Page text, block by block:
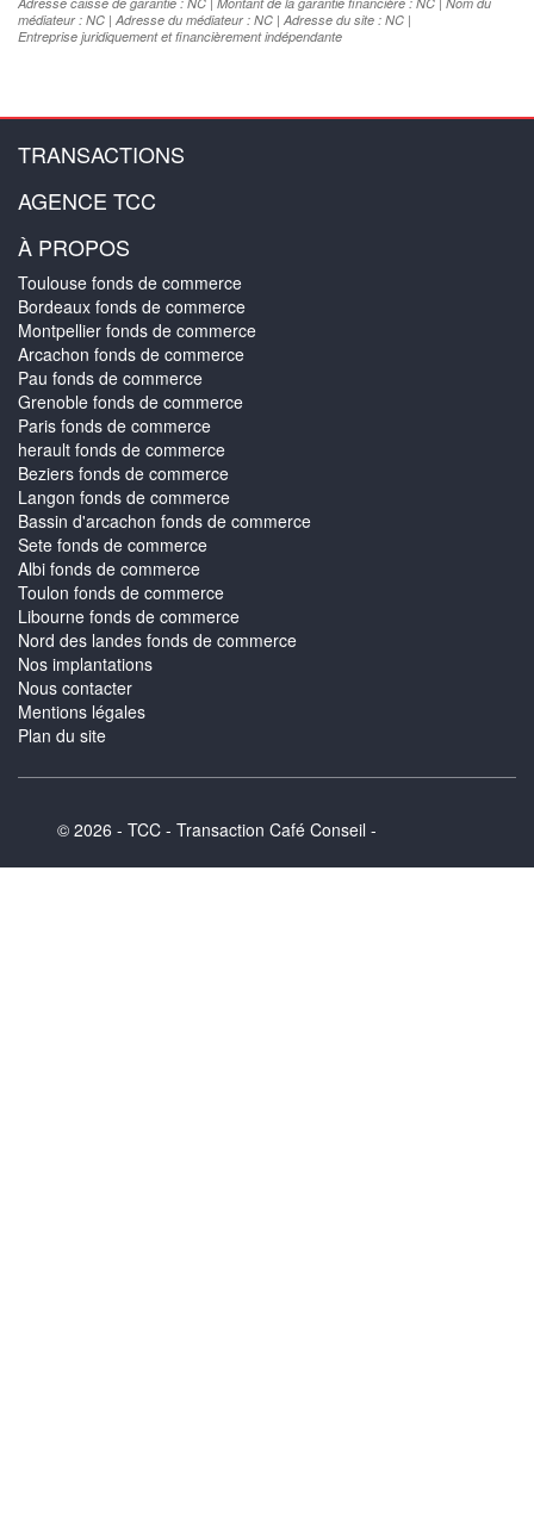
médiateur : NC | Adresse du médiateur : NC | Adresse du site : NC |
Entreprise juridiquement et financièrement indépendante
TRANSACTIONS
AGENCE TCC
À PROPOS
Toulouse fonds de commerce
Bordeaux fonds de commerce
Montpellier fonds de commerce
Arcachon fonds de commerce
Pau fonds de commerce
Grenoble fonds de commerce
Paris fonds de commerce
herault fonds de commerce
Beziers fonds de commerce
Langon fonds de commerce
Bassin d'arcachon fonds de commerce
Sete fonds de commerce
Albi fonds de commerce
Toulon fonds de commerce
Libourne fonds de commerce
Nord des landes fonds de commerce
Nos implantations
Nous contacter
Mentions légales
Plan du site
© 2026 - TCC - Transaction Café Conseil -